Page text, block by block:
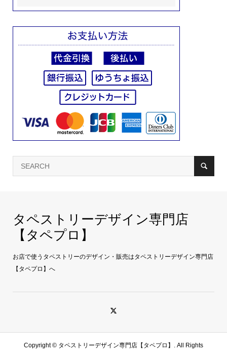
タペストリーデザイン専門店
【タペプロ】
お店で使うタペストリーのデザイン・販売はタペストリーデザイン専門店
【タペプロ】へ
Copyright © タペストリーデザイン専門店【タペプロ】. All Rights